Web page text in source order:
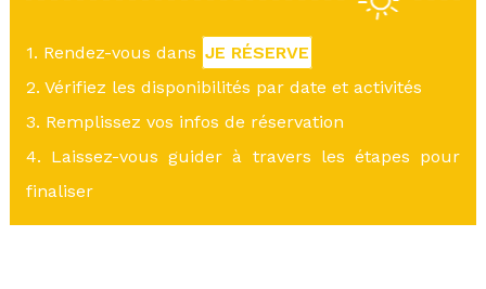
1. Rendez-vous dans JE RÉSERVE
2. Vérifiez les disponibilités par date et activités
3. Remplissez vos infos de réservation
4. Laissez-vous guider à travers les étapes pour
finaliser